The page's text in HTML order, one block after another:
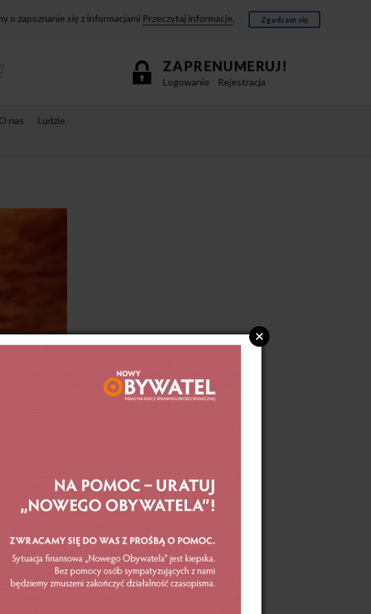
o zapoznanie się z informacjami Przeczytaj informacje. Zgadzam się
ZAPRENUMERUJ!
Logowanie Rejestracja
O nas
Ludzie